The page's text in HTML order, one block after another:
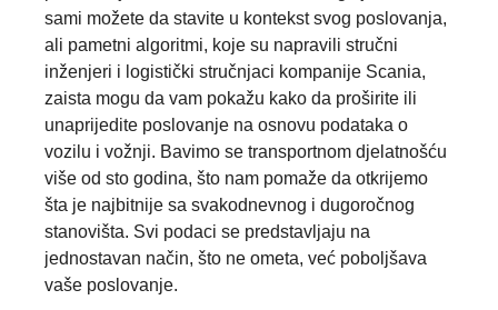
sami možete da stavite u kontekst svog poslovanja,
ali pametni algoritmi, koje su napravili stručni
inženjeri i logistički stručnjaci kompanije Scania,
zaista mogu da vam pokažu kako da proširite ili
unaprijedite poslovanje na osnovu podataka o
vozilu i vožnji. Bavimo se transportnom djelatnošću
više od sto godina, što nam pomaže da otkrijemo
šta je najbitnije sa svakodnevnog i dugoročnog
stanovišta. Svi podaci se predstavljaju na
jednostavan način, što ne ometa, već poboljšava
vaše poslovanje.